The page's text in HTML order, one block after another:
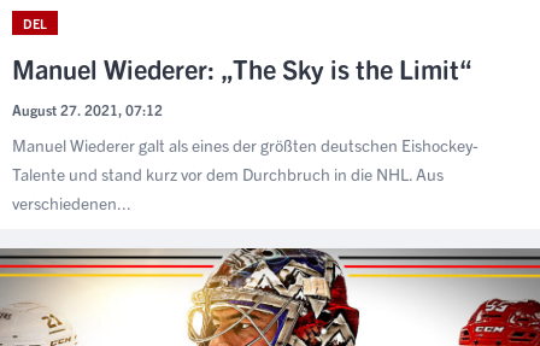
DEL
Manuel Wiederer: „The Sky is the Limit“
August 27. 2021, 07:12
Manuel Wiederer galt als eines der größten deutschen Eishockey-
Talente und stand kurz vor dem Durchbruch in die NHL. Aus
verschiedenen...